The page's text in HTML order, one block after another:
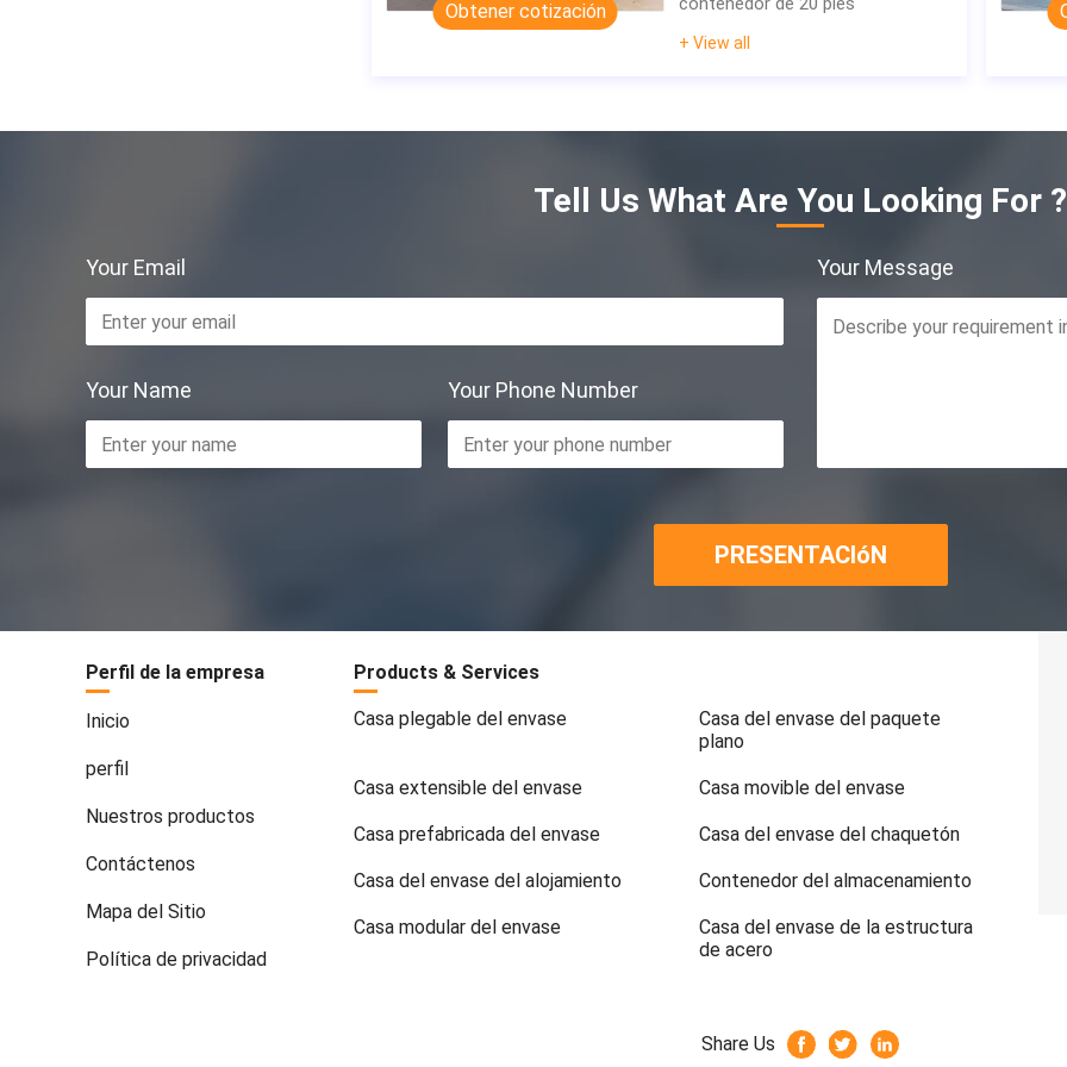
+ View all
Obtener cotización
Tell Us What Are You Looking For ?
Your Email
Your Name Your Phone Number
Your Message
PRESENTACIóN
Perfil de la empresa
Inicio
perfil
Nuestros productos
Contáctenos
Mapa del Sitio
Política de privacidad
Products & Services
Casa plegable del envase
Casa del envase del paquete
plano
Casa extensible del envase Casa movible del envase
Casa prefabricada del envase Casa del envase del chaquetón
Casa del envase del alojamiento Contenedor del almacenamiento
Casa modular del envase
Casa del envase de la estructura
de acero
Share Us